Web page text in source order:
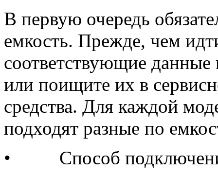
В первую очередь
емкость. Прежде, чем
соответствующие данные
или поищите их в
средства. Для каждой
подходят разные по
• Способ